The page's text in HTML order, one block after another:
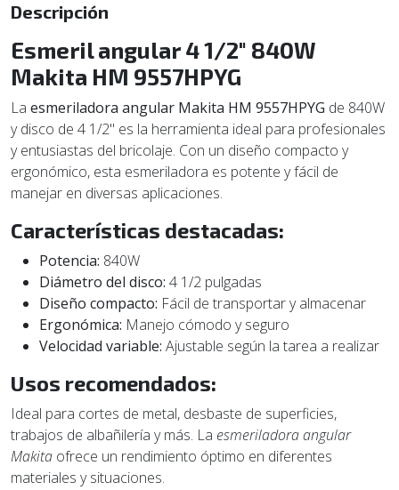
Descripción
Esmeril angular 4 1/2" 840W
Makita HM 9557HPYG
La esmeriladora angular Makita HM 9557HPYG de 840W
y disco de 4 1/2" es la herramienta ideal para profesionales
y entusiastas del bricolaje. Con un diseño compacto y
ergonómico, esta esmeriladora es potente y fácil de
manejar en diversas aplicaciones.
Características destacadas:
Potencia: 840W
Diámetro del disco: 4 1/2 pulgadas
Diseño compacto: Fácil de transportar y almacenar
Ergonómica: Manejo cómodo y seguro
Velocidad variable: Ajustable según la tarea a realizar
Usos recomendados:
Ideal para cortes de metal, desbaste de superficies,
trabajos de albañilería y más. La esmeriladora angular
Makita ofrece un rendimiento óptimo en diferentes
materiales y situaciones.